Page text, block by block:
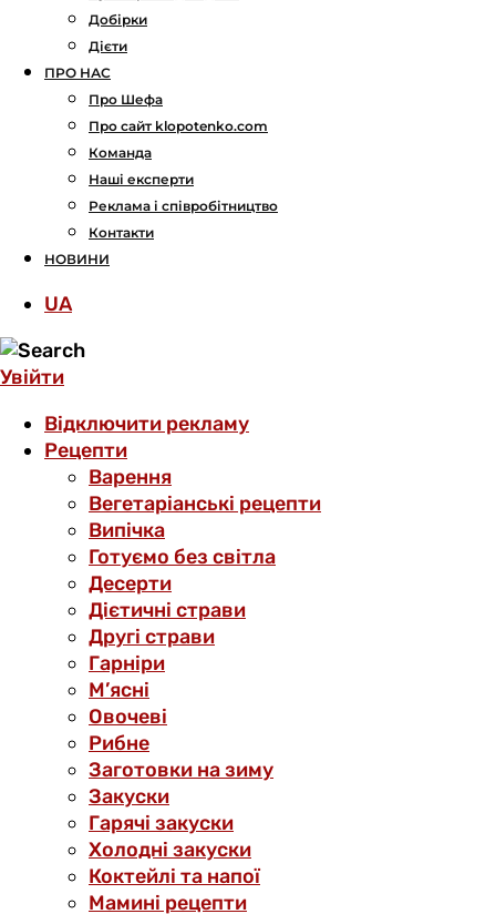
Добірки
Дієти
ПРО НАС
Про Шефа
Про сайт klopotenko.com
Команда
Наші експерти
Реклама і співробітництво
Контакти
НОВИНИ
UA
Увійти
Відключити рекламу
Рецепти
Варення
Вегетаріанські рецепти
Випічка
Готуємо без світла
Десерти
Дієтичні страви
Другі страви
Гарніри
М’ясні
Овочеві
Рибне
Заготовки на зиму
Закуски
Гарячі закуски
Холодні закуски
Коктейлі та напої
Мамині рецепти